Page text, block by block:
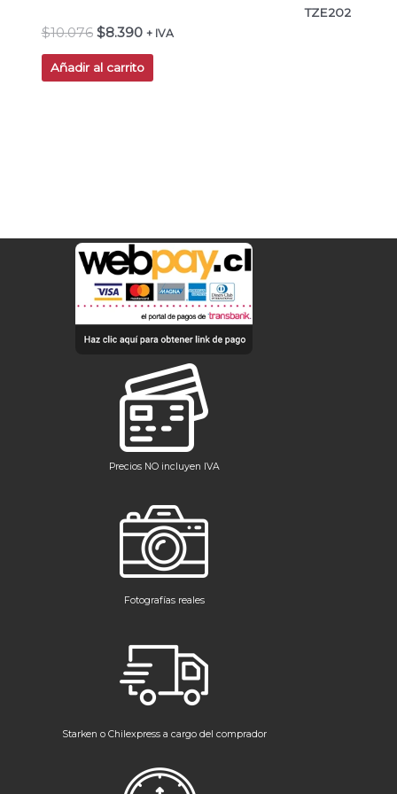
TZE202
$10.076 $8.390 + IVA
Añadir al carrito
Precios NO incluyen IVA
Fotografías reales
Starken o Chilexpress a cargo del comprador